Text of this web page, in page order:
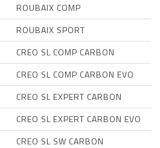
ROUBAIX COMP
ROUBAIX SPORT
CREO SL COMP CARBON
CREO SL COMP CARBON EVO
CREO SL EXPERT CARBON
CREO SL EXPERT CARBON EVO
CREO SL SW CARBON